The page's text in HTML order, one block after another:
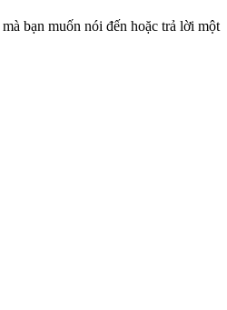
bạn muốn nói đến hoặc trả lời một